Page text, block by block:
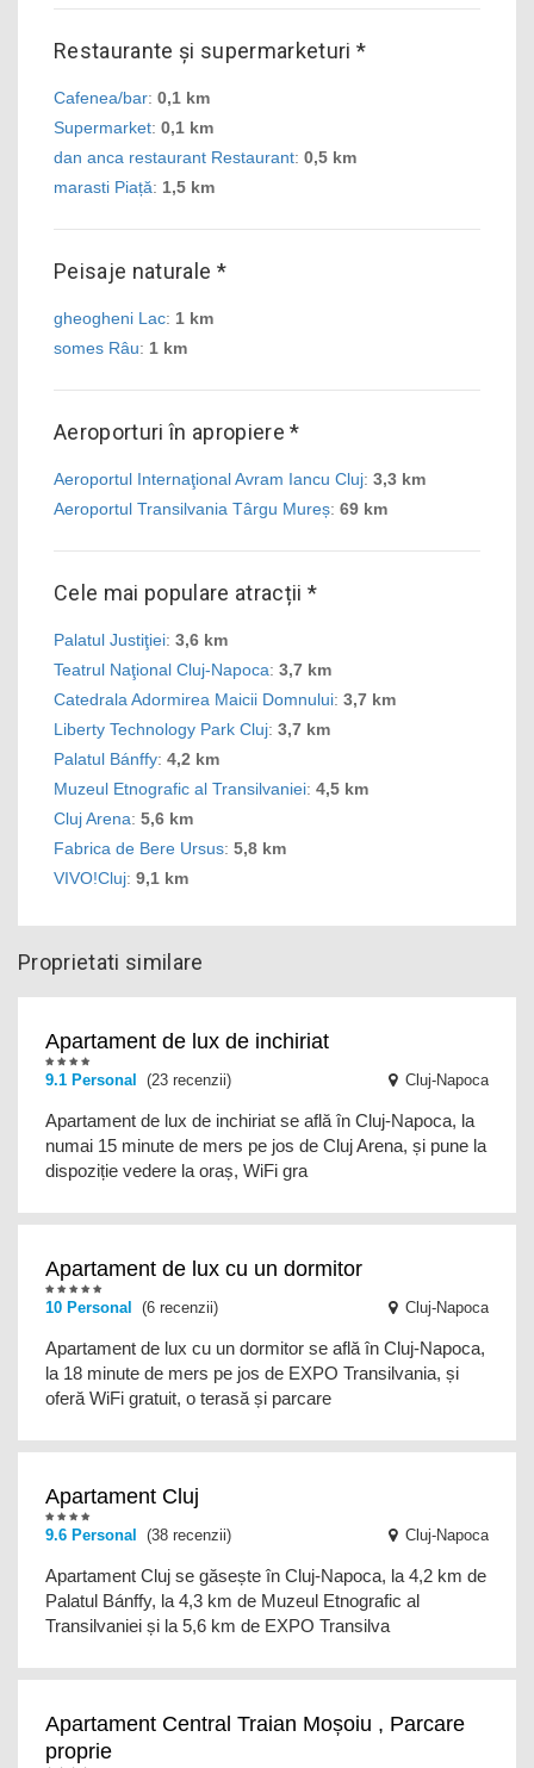
Restaurante și supermarketuri *
Cafenea/bar: 0,1 km
Supermarket: 0,1 km
dan anca restaurant Restaurant: 0,5 km
marasti Piață: 1,5 km
Peisaje naturale *
gheogheni Lac: 1 km
somes Râu: 1 km
Aeroporturi în apropiere *
Aeroportul Internaţional Avram Iancu Cluj: 3,3 km
Aeroportul Transilvania Târgu Mureș: 69 km
Cele mai populare atracții *
Palatul Justiţiei: 3,6 km
Teatrul Naţional Cluj-Napoca: 3,7 km
Catedrala Adormirea Maicii Domnului: 3,7 km
Liberty Technology Park Cluj: 3,7 km
Palatul Bánffy: 4,2 km
Muzeul Etnografic al Transilvaniei: 4,5 km
Cluj Arena: 5,6 km
Fabrica de Bere Ursus: 5,8 km
VIVO!Cluj: 9,1 km
Proprietati similare
Apartament de lux de inchiriat
9.1 Personal (23 recenzii) Cluj-Napoca
Apartament de lux de inchiriat se află în Cluj-Napoca, la
numai 15 minute de mers pe jos de Cluj Arena, și pune la
dispoziție vedere la oraș, WiFi gra
Apartament de lux cu un dormitor
10 Personal (6 recenzii) Cluj-Napoca
Apartament de lux cu un dormitor se află în Cluj-Napoca,
la 18 minute de mers pe jos de EXPO Transilvania, și
oferă WiFi gratuit, o terasă și parcare
Apartament Cluj
9.6 Personal (38 recenzii) Cluj-Napoca
Apartament Cluj se găsește în Cluj-Napoca, la 4,2 km de
Palatul Bánffy, la 4,3 km de Muzeul Etnografic al
Transilvaniei și la 5,6 km de EXPO Transilva
Apartament Central Traian Moșoiu , Parcare
proprie